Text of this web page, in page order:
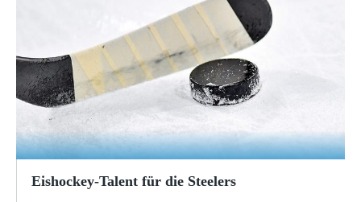
Eishockey-Talent für die Steelers